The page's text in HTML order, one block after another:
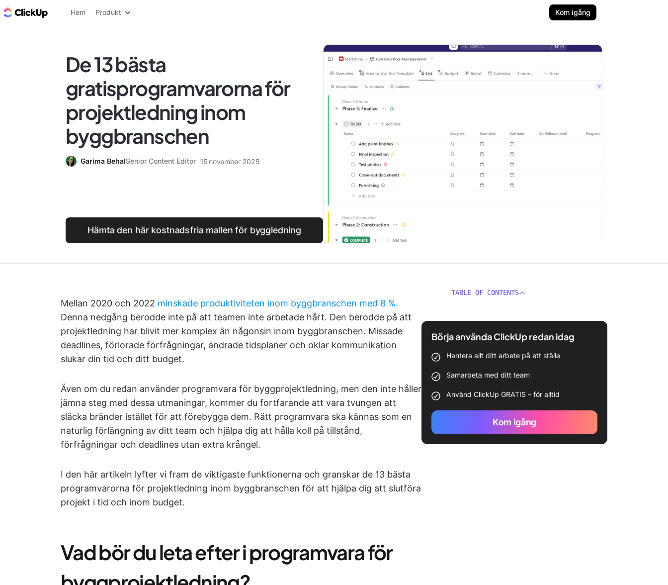
ClickUp-bloggen
Hem Produkt Kom igång
De 13 bästa
gratisprogramvarorna för
projektledning inom
byggbranschen
Garima BehalSenior Content Editor 15 november 2025
Hämta den här kostnadsfria mallen för byggledning
Mellan 2020 och 2022 minskade produktiviteten inom byggbranschen med 8 %.
Denna nedgång berodde inte på att teamen inte arbetade hårt. Den berodde på att
projektledning har blivit mer komplex än någonsin inom byggbranschen. Missade
deadlines, förlorade förfrågningar, ändrade tidsplaner och oklar kommunikation
slukar din tid och ditt budget.
Även om du redan använder programvara för byggprojektledning, men den inte håller
jämna steg med dessa utmaningar, kommer du fortfarande att vara tvungen att
släcka bränder istället för att förebygga dem. Rätt programvara ska kännas som en
naturlig förlängning av ditt team och hjälpa dig att hålla koll på tillstånd,
förfrågningar och deadlines utan extra krångel.
I den här artikeln lyfter vi fram de viktigaste funktionerna och granskar de 13 bästa
programvarorna för projektledning inom byggbranschen för att hjälpa dig att slutföra
projekt i tid och inom budget.
Vad bör du leta efter i programvara för
TABLE OF CONTENTS
Börja använda ClickUp redan idag
Hantera allt ditt arbete på ett ställe
Samarbeta med ditt team
Använd ClickUp GRATIS – för alltid
Kom igång